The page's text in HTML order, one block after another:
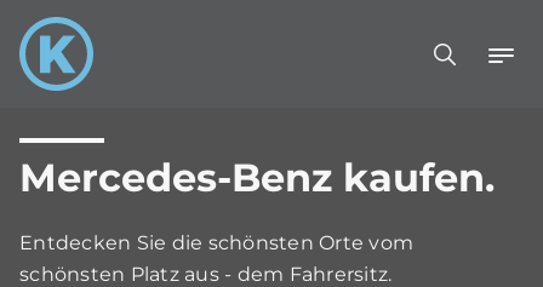
Mercedes-Benz kaufen.
Entdecken Sie die schönsten Orte vom
schönsten Platz aus - dem Fahrersitz.